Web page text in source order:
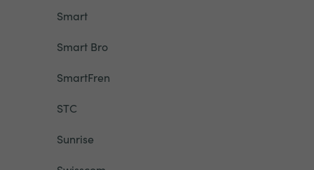
Smart
Smart Bro
SmartFren
STC
Sunrise